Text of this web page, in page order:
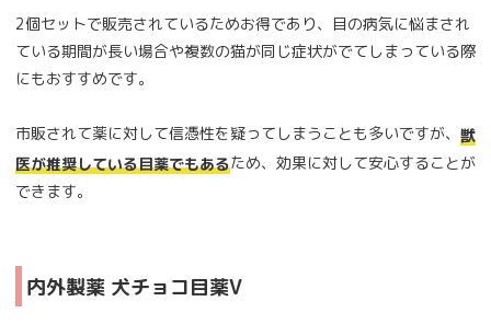
2個セットで販売されているためお得であり、目の病気に悩まされ
ている期間が長い場合や複数の猫が同じ症状がでてしまっている際
にもおすすめです。
市販されて薬に対して信憑性を疑ってしまうことも多いですが、 獣
医が推奨している目薬でもあるため、効果に対して安心することが
できます。
内外製薬 犬チョコ目薬V